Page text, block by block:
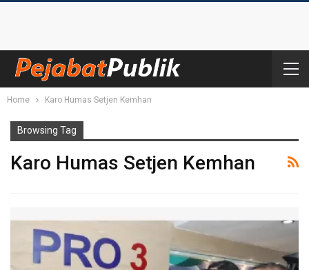
Home Karo Humas Setjen Kemhan
Browsing Tag
Karo Humas Setjen Kemhan